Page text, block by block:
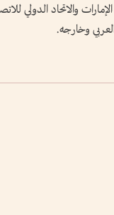
والاتحاد الدولي
العربي وخارجه.